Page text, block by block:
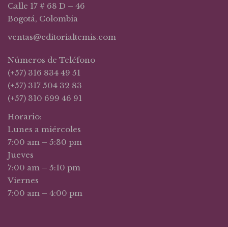
Calle 17 # 68 D – 46
Bogotá, Colombia
ventas@editorialtemis.com
Números de Teléfono
(+57) 316 834 49 51
(+57) 317 504 32 83
(+57) 310 699 46 91
Horario:
Lunes a miércoles
7:00 am – 5:30 pm
Jueves
7:00 am – 5:10 pm
Viernes
7:00 am – 4:00 pm